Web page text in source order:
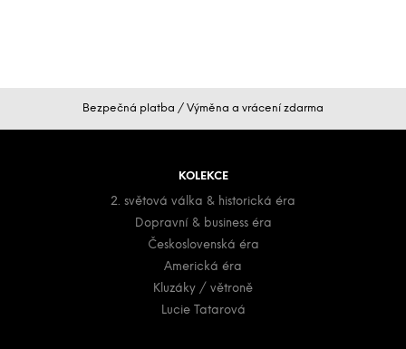
Bezpečná platba / Výměna a vrácení zdarma
KOLEKCE
2. světová válka & historická éra
Dopravní & business éra
Československá éra
Americká éra
Kluzáky / větroně
Lucie Tatarová